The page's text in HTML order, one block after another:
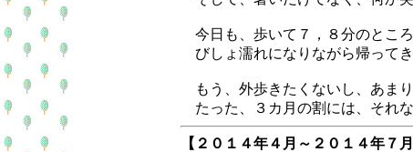
今日も、歩いて７，８分のとこ
びしょ濡れになりながら帰って
もう、外歩きたくないし、あま
たった、３カ月の割には、それ
【２０１４年４月～２０１４年７